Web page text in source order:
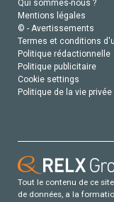
Qui sommes-nous ?
Mentions légales
© - Avertissements
Termes et conditions
Politique rédactionnelle
Politique publicitaire
Cookie settings
Politique de la vie privée
Tout le contenu de ce
de données, a la